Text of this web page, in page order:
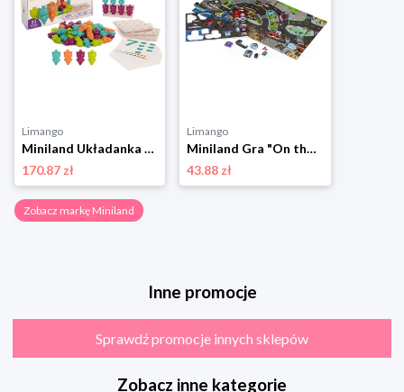
Limango
Miniland Układanka "Color Bears" - 3+ rozmiar: onesize
170.87 zł
Limango
Miniland Gra "On the go: Crazy City" - 3+ rozmiar: onesize
43.88 zł
Zobacz markę Miniland
Inne promocje
Sprawdź promocje innych sklepów
Zobacz inne kategorie